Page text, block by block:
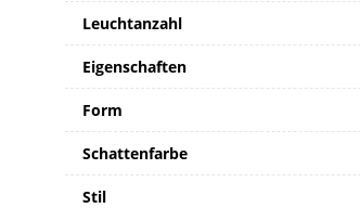
Leuchtanzahl
Eigenschaften
Form
Schattenfarbe
Stil